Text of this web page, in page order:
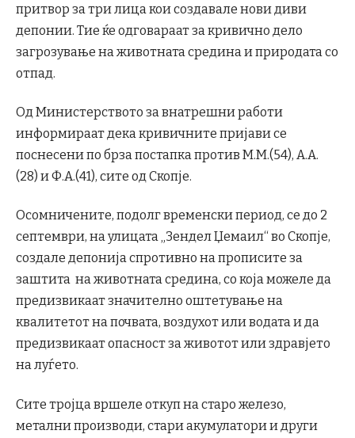
притвор за три лица кои создавале нови диви
депонии. Тие ќе одговараат за кривично дело
загрозување на животната средина и природата со
отпад.
Од Министерството за внатрешни работи
информираат дека кривичните пријави се
поснесени по брза постапка против М.М.(54), А.А.
(28) и Ф.А.(41), сите од Скопје.
Осомничените, подолг временски период, се до 2
септември, на улицата „Зендел Џемаил“ во Скопје,
создале депонија спротивно на прописите за
заштита на животната средина, со која можеле да
предизвикаат значително оштетување на
квалитетот на почвата, воздухот или водата и да
предизвикаат опасност за животот или здравјето
на луѓето.
Сите тројца вршеле откуп на старо железо,
метални производи, стари акумулатори и други